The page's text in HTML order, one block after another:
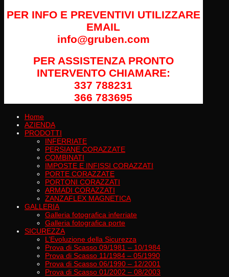
PER INFO E PREVENTIVI UTILIZZARE
EMAIL
info@gruben.com
PER ASSISTENZA PRONTO
INTERVENTO CHIAMARE:
337 788231
366 783695
Home
AZIENDA
PRODOTTI
INFERRIATE
PERSIANE CORAZZATE
COMBINATI
IMPOSTE E INFISSI CORAZZATI
PORTE CORAZZATE
PORTONI CORAZZATI
ARMADI CORAZZATI
ZANZAFLEX MAGNETICA
GALLERIA
Galleria fotografica inferriate
Galleria fotografica porte
SICUREZZA
L’Evoluzione della Sicurezza
Prova di Scasso 09/1981 – 10/1984
Prova di Scasso 11/1984 – 05/1990
Prova di Scasso 06/1990 – 12/2001
Prova di Scasso 01/2002 – 08/2003